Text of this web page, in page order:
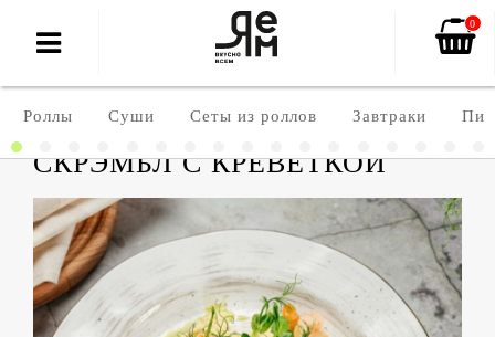
0
Роллы Суши Сеты из роллов Завтраки
СКРЭМБЛ С КРЕВЕТКОЙ